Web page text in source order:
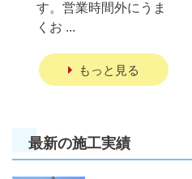
す。営業時間外にうま
くお ...
もっと見る
最新の施工実績